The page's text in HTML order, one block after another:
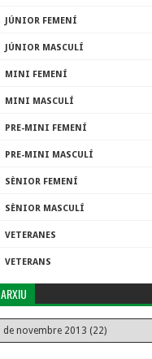
JÚNIOR FEMENÍ
JÚNIOR MASCULÍ
MINI FEMENÍ
MINI MASCULÍ
PRE-MINI FEMENÍ
PRE-MINI MASCULÍ
SÈNIOR FEMENÍ
SÈNIOR MASCULÍ
VETERANES
VETERANS
ARXIU